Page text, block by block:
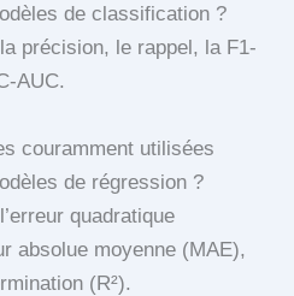
de classification ?
précision, le rappel, la F1-
AUC.
couramment utilisées
de régression ?
quadratique
absolue moyenne (MAE),
(R²).